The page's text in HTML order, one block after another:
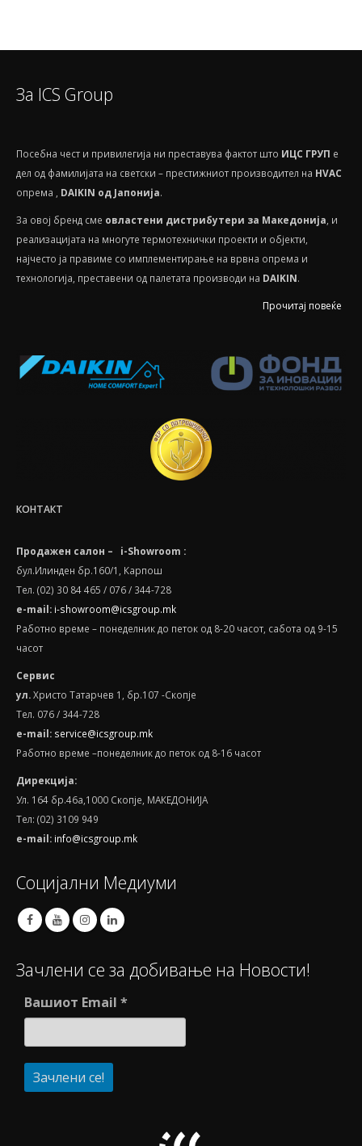
За ICS Group
Посебнa чест и привилегија ни преставува фактот што ИЦС ГРУП е
дел од фамилијата на светски – престижниот производител на HVAС
опрема , DAIKIN од Јапонија.
За овој бренд сме овластени дистрибутери за Македонија , и
реализацијата на многуте термотехнички проекти и објекти,
најчесто ја правиме со имплементирање на врвна опрема и
технологија, преставени од палетата производи на DAIKIN.
Прочитај повеќе
КОНТАКТ
Продажен салон – i-Showroom :
бул.Илинден бр.160/1, Карпош
Тел. (02) 30 84 465 / 076 / 344-728
e-mail: i-showroom@icsgroup.mk
Работно време – понеделник до петок од 8-20 часот, сабота oд 9-15
часот
Сервис
ул.Христо Татарчев 1, бр.107 -Скопје
Тел. 076 / 344-728
e-mail: service@icsgroup.mk
Работно време –понеделник до петок од 8-16 часот
Дирекција:
Ул. 164 бр.46а,1000 Скопје, МАКЕДОНИЈА
Тел: (02) 3109 949
e-mail: info@icsgroup.mk
Социјални Медиуми
Зачлени се за добивање на Новости!
Вашиот Email *